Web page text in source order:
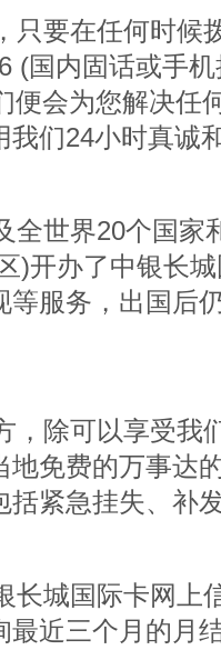
只要在任何时候
(国内固话或手
便会为您解决任
我们24小时真诚
全世界20个国家
)开办了中银长
等服务，出国后
，除可以享受我
地免费的万事达
括紧急挂失、补
长城国际卡网上
最近三个月的月